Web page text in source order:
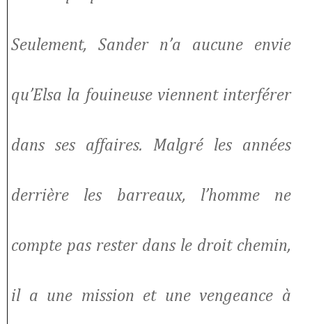
Seulement, Sander n’a aucune envie
qu’Elsa la fouineuse viennent interférer
dans ses affaires. Malgré les années
derrière les barreaux, l’homme ne
compte pas rester dans le droit chemin,
il a une mission et une vengeance à